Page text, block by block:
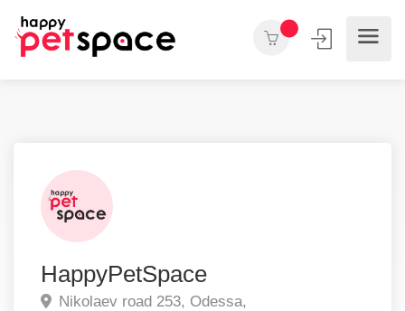
HappyPetSpace
Nikolaev road 253, Odessa,